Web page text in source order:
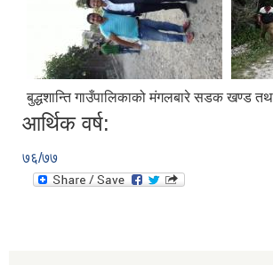
बुद्धशान्ति गाउँपालिकाको मंगलबारे सडक खण्ड तथा
आर्थिक वर्ष:
७६/७७